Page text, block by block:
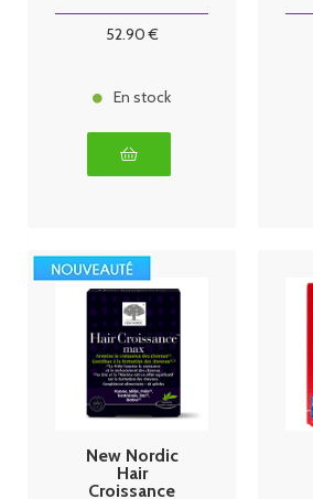
52.90€
En stock
New Nordic
Hair
Croissance